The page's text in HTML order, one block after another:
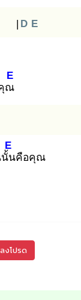
| D E
ณ
E
นั้น
E
คือคุณ
งโปรด